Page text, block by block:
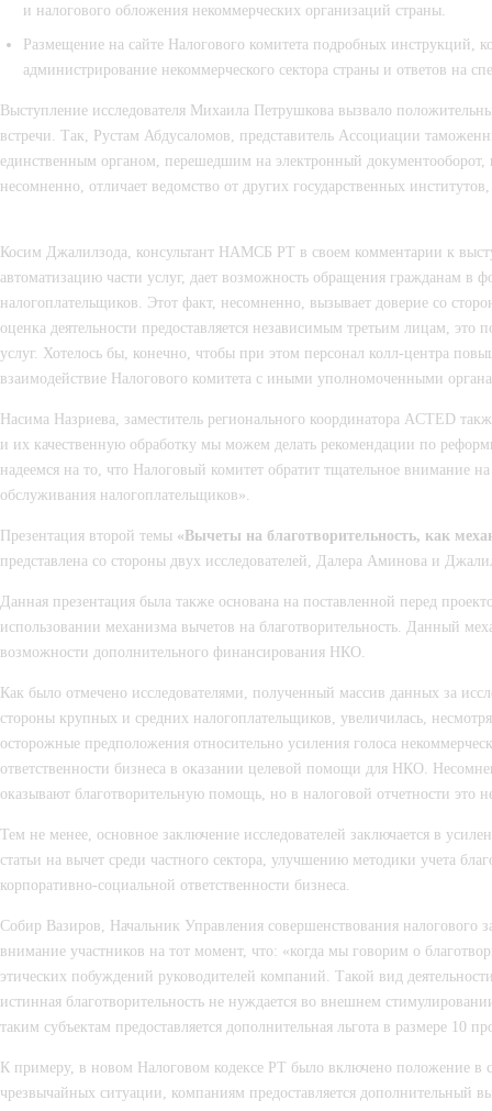
и налогового обложения некоммерческих организаций страны.
Размещение на сайте Налогового комитета подробных инструкций,
администрирование некоммерческого сектора страны и ответов
Выступление исследователя Михаила Петрушкова вызвало
встречи. Так, Рустам Абдусаломов, представитель Ассоциации
единственным органом, перешедшим на электронный
несомненно, отличает ведомство от других государственных
Косим Джалилзода, консультант НАМСБ РТ в своем комментарии к
автоматизацию части услуг, дает возможность обращения гражданам
налогоплательщиков. Этот факт, несомненно, вызывает доверие со
оценка деятельности предоставляется независимым третьим лицам,
услуг. Хотелось бы, конечно, чтобы при этом персонал колл-центра
взаимодействие Налогового комитета с иными уполномоченными
Насима Назриева, заместитель регионального координатора ACTED
и их качественную обработку мы можем делать рекомендации по
надеемся на то, что Налоговый комитет обратит тщательное внимание
обслуживания налогоплательщиков».
Презентация второй темы «Вычеты на благотворительность, как
представлена со стороны двух исследователей, Далера Аминова и
Данная презентация была также основана на поставленной перед
использовании механизма вычетов на благотворительность. Данный
возможности дополнительного финансирования НКО.
Как было отмечено исследователями, полученный массив данных за
стороны крупных и средних налогоплательщиков, увеличилась,
осторожные предположения относительно усиления голоса
ответственности бизнеса в оказании целевой помощи для НКО.
оказывают благотворительную помощь, но в налоговой отчетности это
Тем не менее, основное заключение исследователей заключается в
статьи на вычет среди частного сектора, улучшению методики учета
корпоративно-социальной ответственности бизнеса.
Собир Вазиров, Начальник Управления совершенствования налогового
внимание участников на тот момент, что: «когда мы говорим о
этических побуждений руководителей компаний. Такой вид
истинная благотворительность не нуждается во внешнем
таким субъектам предоставляется дополнительная льгота в размере 10
К примеру, в новом Налоговом кодексе РТ было включено положение в
чрезвычайных ситуации, компаниям предоставляется дополнительный